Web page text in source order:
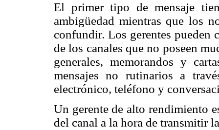
El primer tipo de mensaje
ambigüedad mientras que los
confundir. Los gerentes pueden
de los canales que no poseen
generales, memorandos y
mensajes no rutinarios a
electrónico, teléfono y
Un gerente de alto rendimiento
del canal a la hora de transmitir